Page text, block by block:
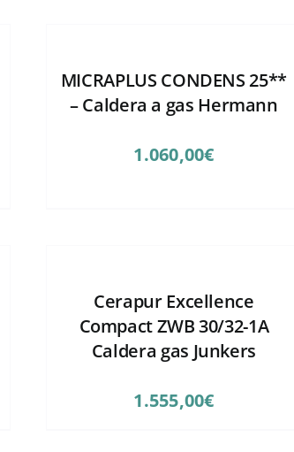
MICRAPLUS CONDENS 25**
– Caldera a gas Hermann
1.060,00€
Cerapur Excellence
Compact ZWB 30/32-1A
Caldera gas Junkers
1.555,00€